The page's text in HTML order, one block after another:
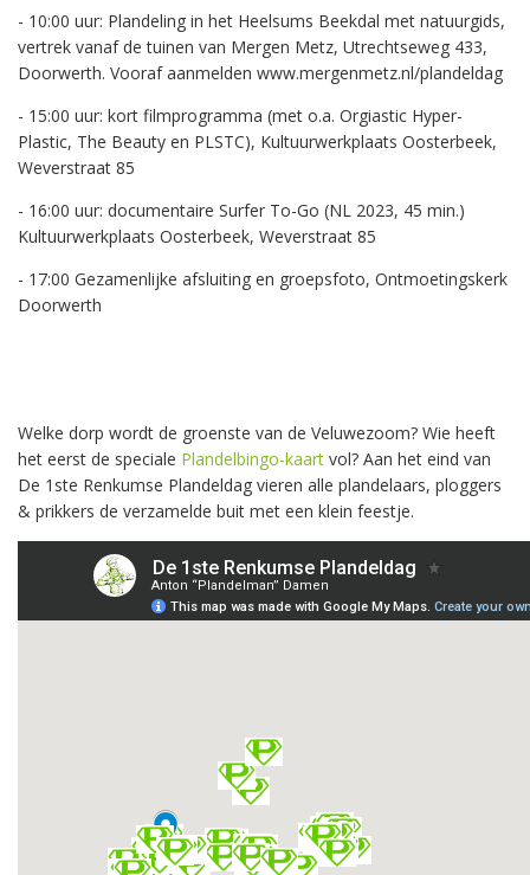
- 10:00 uur: Plandeling in het Heelsums Beekdal met natuurgids,
vertrek vanaf de tuinen van Mergen Metz, Utrechtseweg 433,
Doorwerth. Vooraf aanmelden www.mergenmetz.nl/plandeldag
- 15:00 uur: kort filmprogramma (met o.a. Orgiastic Hyper-
Plastic, The Beauty en PLSTC), Kultuurwerkplaats Oosterbeek,
Weverstraat 85
- 16:00 uur: documentaire Surfer To-Go (NL 2023, 45 min.)
Kultuurwerkplaats Oosterbeek, Weverstraat 85
- 17:00 Gezamenlijke afsluiting en groepsfoto, Ontmoetingskerk
Doorwerth
Welke dorp wordt de groenste van de Veluwezoom? Wie heeft
het eerst de speciale Plandelbingo-kaart vol? Aan het eind van
De 1ste Renkumse Plandeldag vieren alle plandelaars, ploggers
& prikkers de verzamelde buit met een klein feestje.